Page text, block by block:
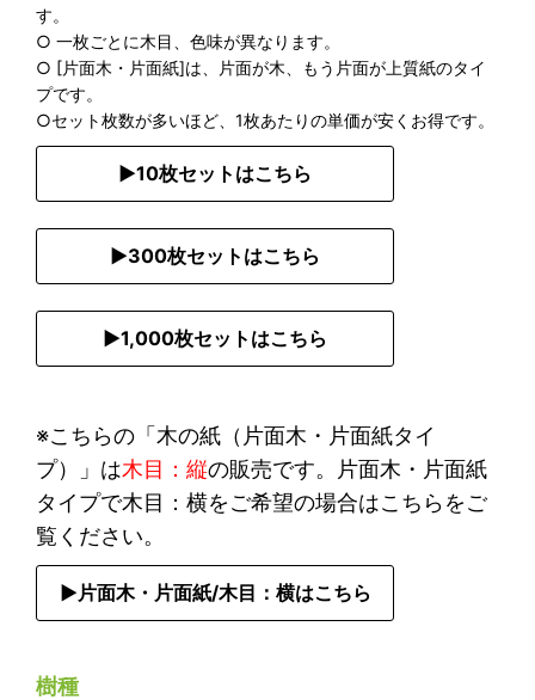
す。
○ 一枚ごとに木目、色味が異なります。
○ [片面木・片面紙]は、片面が木、もう片面が上質紙のタイ
プです。
○セット枚数が多いほど、1枚あたりの単価が安くお得です。
▶︎10枚セットはこちら
▶︎300枚セットはこちら
▶︎1,000枚セットはこちら
※こちらの「木の紙（片面木・片面紙タイ
プ）」は木目：縦の販売です。片面木・片面紙
タイプで木目：横をご希望の場合はこちらをご
覧ください。
▶︎片面木・片面紙/木目：横はこちら
樹種